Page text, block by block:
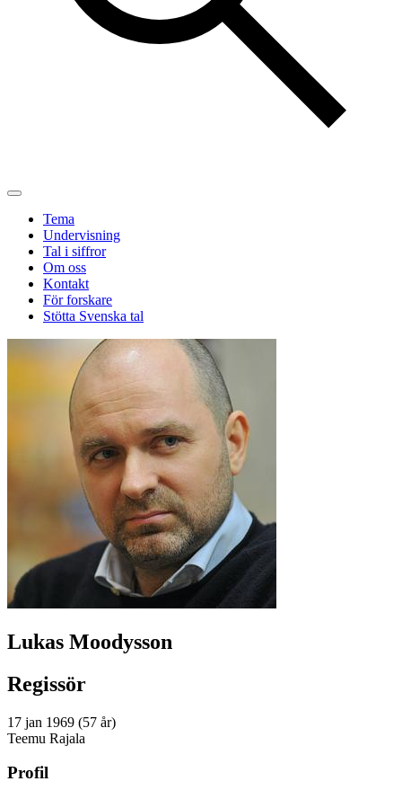
Tema
Undervisning
Tal i siffror
Om oss
Kontakt
För forskare
Stötta Svenska tal
Lukas Moodysson
Regissör
17 jan 1969 (57 år)
Teemu Rajala
Profil